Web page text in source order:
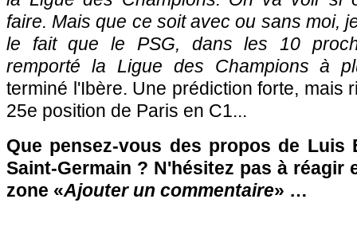
faire. Mais que ce soit avec ou sans moi,
le fait que le PSG, dans les 10
remporté la Ligue des Champions à
terminé l'Ibère. Une prédiction forte, mais
25e position de Paris en C1...
Que pensez-vous des propos de Luis
Saint-Germain ? N'hésitez pas à réagir
zone «Ajouter un commentaire» …